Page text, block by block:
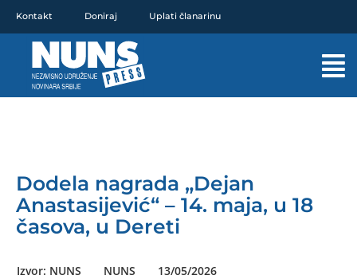
sadržaj
Kontakt Doniraj Uplati članarinu
Dodela nagrada „Dejan
Anastasijević“ – 14. maja, u 18
časova, u Dereti
Izvor: NUNS NUNS 13/05/2026